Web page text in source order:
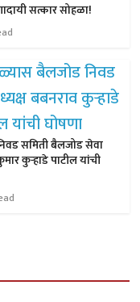
सत्कार सोहळा!
समिती बैलजोड सेवा
कुऱ्हाडे पाटील यांची